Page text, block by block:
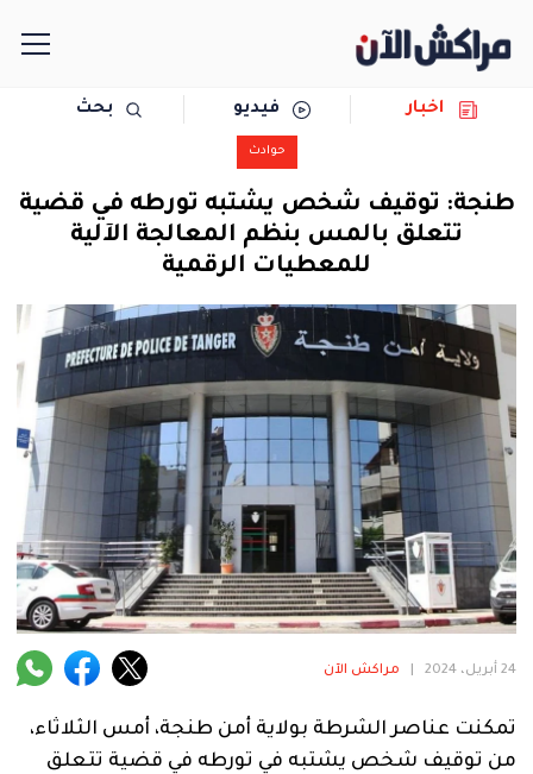
مجتمع
سياسة
رياضة
حوادث
دولية
المرأة
فنية
منوعة
اخبار فيديو بحث
حوادث
طنجة: توقيف شخص يشتبه تورطه في قضية
تتعلق بالمس بنظم المعالجة الآلية
للمعطيات الرقمية
24 أبريل، 2024 مراكش الآن
تمكنت عناصر الشرطة بولاية أمن طنجة، أمس الثلاثاء،
من توقيف شخص يشتبه في تورطه في قضية تتعلق